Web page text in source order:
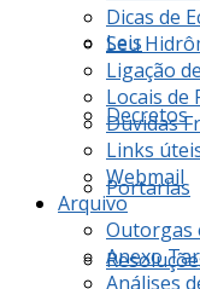
Leis
Decretos
Portarias
Dicas de
Seu
Ligação
Locais de
Dúvidas
Links
Webmail
Arquivo
Outorgas
Anexo
Análises